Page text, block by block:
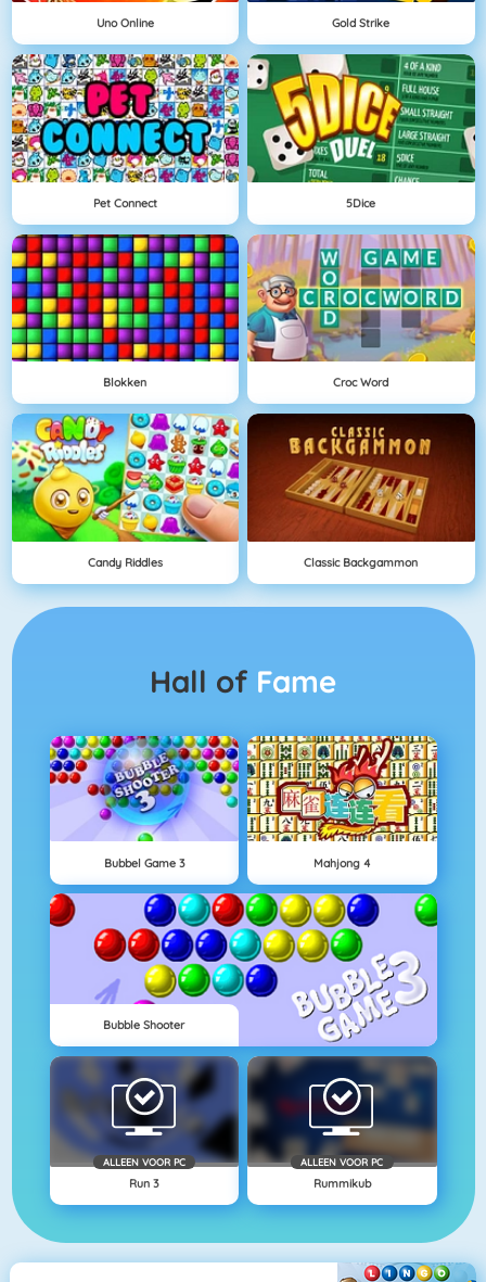
Uno Online Gold Strike
Pet Connect 5Dice
Blokken Croc Word
Candy Riddles Classic Backgammon
Hall of Fame
Bubbel Game 3 Mahjong 4
Bubble Shooter
ALLEEN VOOR PC
Run 3
ALLEEN VOOR PC
Rummikub